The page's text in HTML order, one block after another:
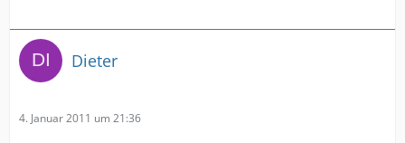
Dieter
4. Januar 2011 um 21:36